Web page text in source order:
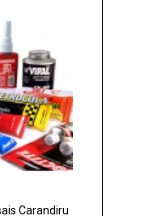
Carandiru